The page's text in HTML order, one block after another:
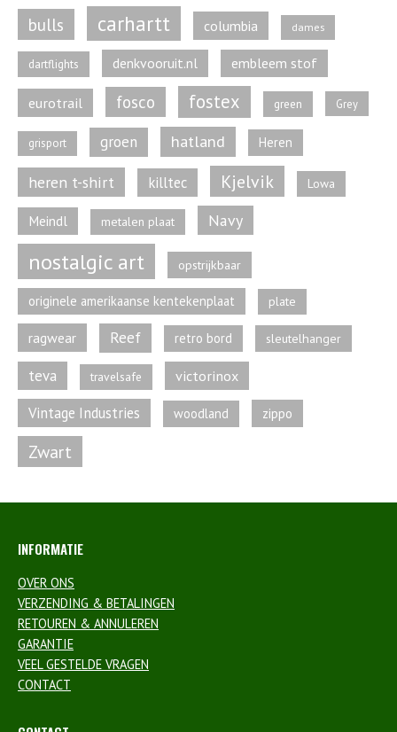
bulls carhartt columbia dames
dartflights denkvooruit.nl embleem stof
eurotrail fosco fostex green Grey
grisport groen hatland Heren
heren t-shirt killtec Kjelvik Lowa
Meindl metalen plaat Navy
nostalgic art opstrijkbaar
originele amerikaanse kentekenplaat plate
ragwear Reef retro bord sleutelhanger
teva travelsafe victorinox
Vintage Industries woodland zippo
Zwart
INFORMATIE
OVER ONS
VERZENDING & BETALINGEN
RETOUREN & ANNULEREN
GARANTIE
VEEL GESTELDE VRAGEN
CONTACT